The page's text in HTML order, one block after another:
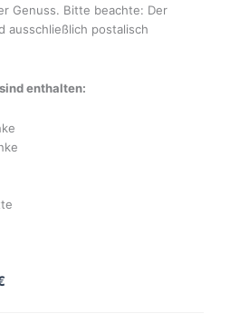
Genuss. Bitte beachte: Der
ausschließlich postalisch
enthalten: